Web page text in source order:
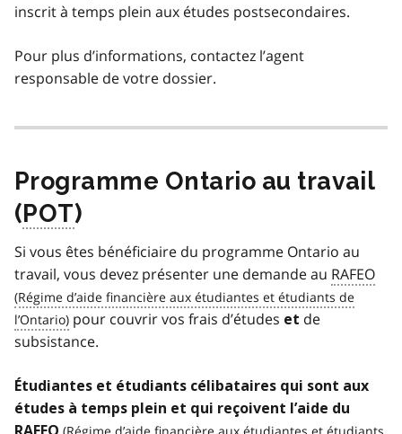
inscrit à temps plein aux études postsecondaires.
Pour plus d’informations, contactez l’agent
responsable de votre dossier.
Programme Ontario au travail
(POT)
Si vous êtes bénéficiaire du programme Ontario au
travail, vous devez présenter une demande au RAFEO
pour couvrir vos frais d’études et de
subsistance.
Étudiantes et étudiants célibataires qui sont aux
études à temps plein et qui reçoivent l’aide du